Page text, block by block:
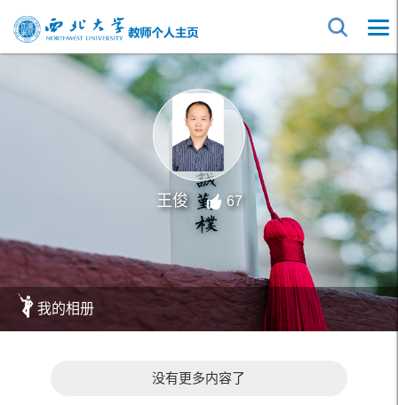
王俊 67
我的相册
没有更多内容了